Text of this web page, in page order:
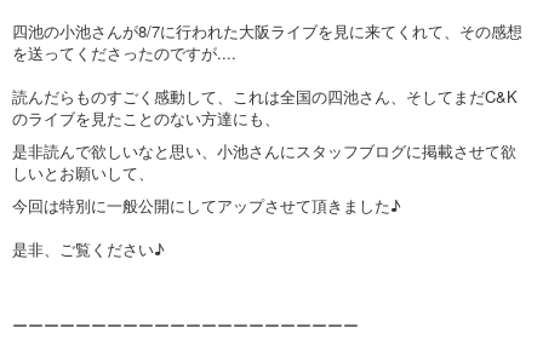
四池の小池さんが8/7に行われた大阪ライブを見に来てくれて、その感想
を送ってくださったのですが....
読んだらものすごく感動して、これは全国の四池さん、そしてまだC&K
のライブを見たことのない方達にも、
是非読んで欲しいなと思い、小池さんにスタッフブログに掲載させて欲
しいとお願いして、
今回は特別に一般公開にしてアップさせて頂きました♪
是非、ご覧ください♪
ーーーーーーーーーーーーーーーーーーーーーー